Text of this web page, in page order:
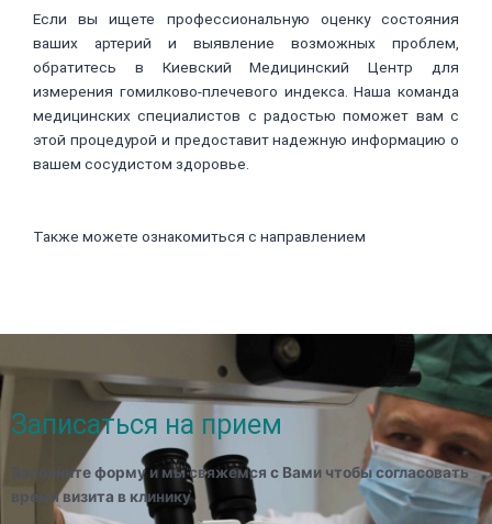
Если вы ищете профессиональную оценку состояния
ваших артерий и выявление возможных проблем,
обратитесь в Киевский Медицинский Центр для
измерения гомилково-плечевого индекса. Наша команда
медицинских специалистов с радостью поможет вам с
этой процедурой и предоставит надежную информацию о
вашем сосудистом здоровье.
Также можете ознакомиться с направлением
Записаться на прием
Заполните форму и мы свяжемся с Вами чтобы согласовать
время визита в клинику